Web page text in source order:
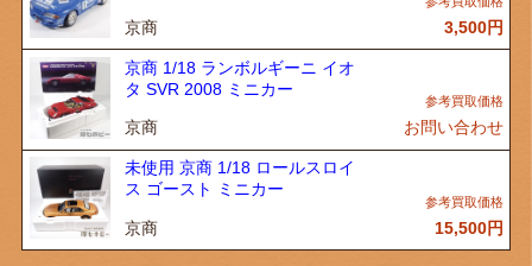
京商 3,500円
京商 1/18 ランボルギーニ イオ
タ SVR 2008 ミニカー
京商 お問い合わせ
未使用 京商 1/18 ロールスロイ
ス ゴースト ミニカー
京商 15,500円